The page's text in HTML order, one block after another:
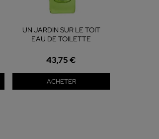
UN JARDIN SUR LE TOIT
EAU DE TOILETTE
43,75 €
ACHETER